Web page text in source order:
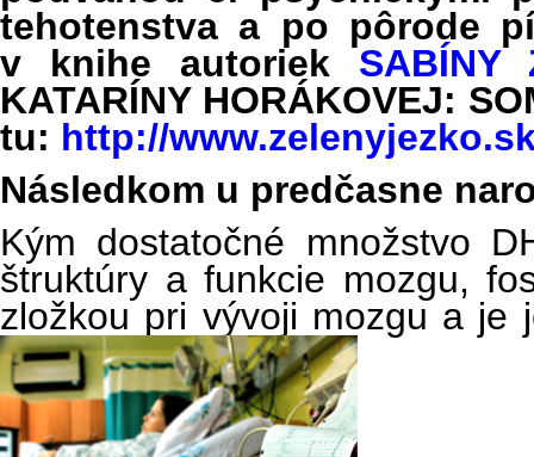
tehotenstva a po pôrode
v knihe autoriek SABÍNY
KATARÍNY HORÁKOVEJ:
tu: http://
Následkom u predčasne
Kým dostatočné množstvo
štruktúry a funkcie mozgu,
zložkou pri vývoji mozgu a je